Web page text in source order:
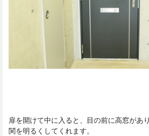
扉を開けて中に入ると、目の前に高窓があ
関を明るくしてくれます。